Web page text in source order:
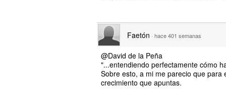
Faetón · hace 401 semanas
@David de la Peña
"...entendiendo perfectamente cómo
Sobre esto, a mi me parecio que
crecimiento que apuntas.